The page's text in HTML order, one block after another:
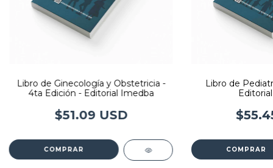
Libro de Ginecología y Obstetricia -
4ta Edición - Editorial Imedba
$51.09 USD
COMPRAR
Libro de
COMPRAR